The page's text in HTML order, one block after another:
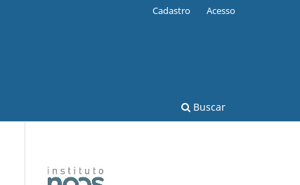
Buscar
Cadastro Acesso